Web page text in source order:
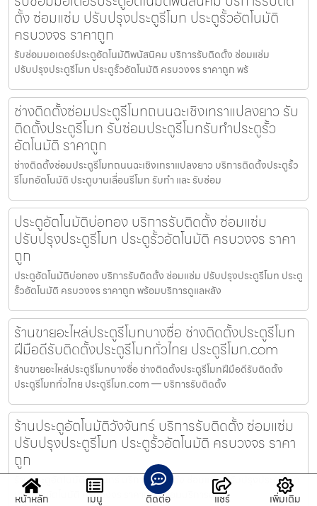
ตั้ง ซ่อมแซ่ม ปรับปรุงประตูรีโมท ประตูรั้วอัตโนมัติ
ครบวงจร ราคาถูก
รับซ่อมมอเตอร์ประตูอัตโนมัติพนัสนิคม บริการรับติดตั้ง ซ่อมแซ่ม
ปรับปรุงประตูรีโมท ประตูรั้วอัตโนมัติ ครบวงจร ราคาถูก พร้
ช่างติดตั้งซ่อมประตูรีโมทถนนฉะเชิงเทราแปลงยาว รับ
ติดตั้งประตูรีโมท รับซ่อมประตูรีโมทรับทำประตูรั้ว
อัตโนมัติ ราคาถูก
ช่างติดตั้งซ่อมประตูรีโมทถนนฉะเชิงเทราแปลงยาว บริการติดตั้งประตูรั้ว
รีโมทอัตโนมัติ ประตูบานเลื่อนรีโมท รับทำ และ รับซ่อม
ประตูอัตโนมัติบ่อทอง บริการรับติดตั้ง ซ่อมแซ่ม
ปรับปรุงประตูรีโมท ประตูรั้วอัตโนมัติ ครบวงจร ราคา
ถูก
ประตูอัตโนมัติบ่อทอง บริการรับติดตั้ง ซ่อมแซ่ม ปรับปรุงประตูรีโมท ประตู
รั้วอัตโนมัติ ครบวงจร ราคาถูก พร้อมบริการดูแลหลัง
ร้านขายอะไหล่ประตูรีโมทบางซื่อ ช่างติดตั้งประตูรีโมท
ฝีมือดีรับติดตั้งประตูรีโมททั่วไทย ประตูรีโมท.com
ร้านขายอะไหล่ประตูรีโมทบางซื่อ ช่างติดตั้งประตูรีโมทฝีมือดีรับติดตั้ง
ประตูรีโมททั่วไทย ประตูรีโมท.com — บริการรับติดตั้ง
ร้านประตูอัตโนมัติวังจันทร์ บริการรับติดตั้ง ซ่อมแซ่ม
ปรับปรุงประตูรีโมท ประตูรั้วอัตโนมัติ ครบวงจร ราคา
ถูก
ร้านประตูอัตโนมัติวังจันทร์ บริการรับติดตั้ง ซ่อมแซ่ม ปรับปรุงประตูรีโมท
ประตูรั้วอัตโนมัติ ครบวงจร ราคาถูก พร้อมบริการด
หน้าหลัก เมนู ติดต่อ แชร์ เพิ่มเติม